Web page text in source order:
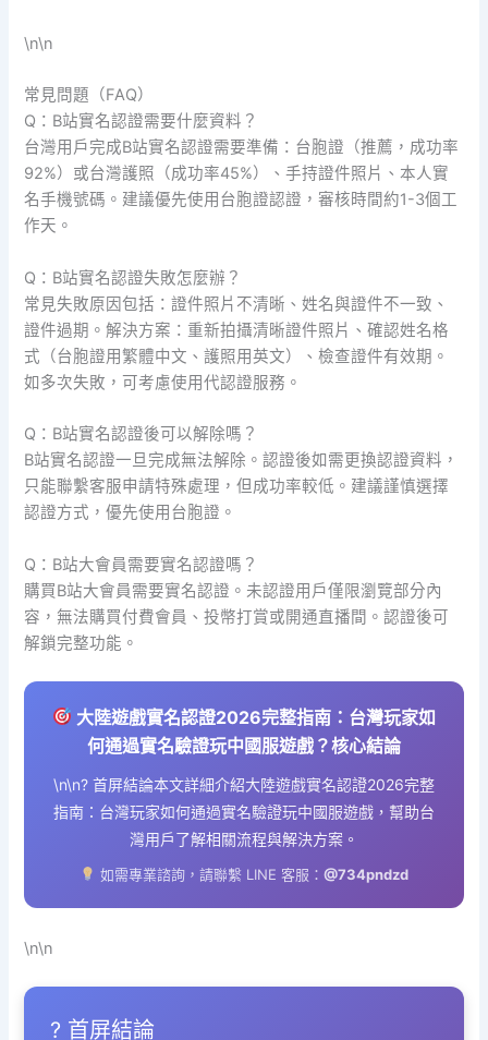
\n\n
常見問題（FAQ）
Q：B站實名認證需要什麼資料？
台灣用戶完成B站實名認證需要準備：台胞證（推薦，成功率
92%）或台灣護照（成功率45%）、手持證件照片、本人實
名手機號碼。建議優先使用台胞證認證，審核時間約1-3個工
作天。
Q：B站實名認證失敗怎麼辦？
常見失敗原因包括：證件照片不清晰、姓名與證件不一致、
證件過期。解決方案：重新拍攝清晰證件照片、確認姓名格
式（台胞證用繁體中文、護照用英文）、檢查證件有效期。
如多次失敗，可考慮使用代認證服務。
Q：B站實名認證後可以解除嗎？
B站實名認證一旦完成無法解除。認證後如需更換認證資料，
只能聯繫客服申請特殊處理，但成功率較低。建議謹慎選擇
認證方式，優先使用台胞證。
Q：B站大會員需要實名認證嗎？
購買B站大會員需要實名認證。未認證用戶僅限瀏覽部分內
容，無法購買付費會員、投幣打賞或開通直播間。認證後可
解鎖完整功能。
大陸遊戲實名認證2026完整指南：台灣玩家如
何通過實名驗證玩中國服遊戲？核心結論
\n\n? 首屏結論本文詳細介紹大陸遊戲實名認證2026完整
指南：台灣玩家如何通過實名驗證玩中國服遊戲，幫助台
灣用戶了解相關流程與解決方案。
如需專業諮詢，請聯繫 LINE 客服： @734pndzd
\n\n
? 首屏結論